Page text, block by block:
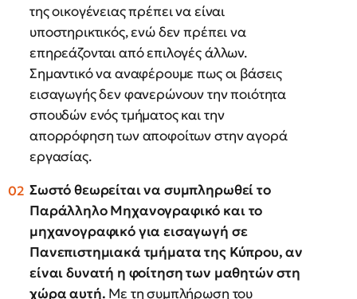
της οικογένειας πρέπει να είναι
υποστηρικτικός, ενώ δεν πρέπει να
επηρεάζονται από επιλογές άλλων.
Σημαντικό να αναφέρουμε πως οι βάσεις
εισαγωγής δεν φανερώνουν την ποιότητα
σπουδών ενός τμήματος και την
απορρόφηση των αποφοίτων στην αγορά
εργασίας.
Σωστό θεωρείται να συμπληρωθεί το
Παράλληλο Μηχανογραφικό και το
μηχανογραφικό για εισαγωγή σε
Πανεπιστημιακά τμήματα της Κύπρου, αν
είναι δυνατή η φοίτηση των μαθητών στη
χώρα αυτή. Με τη συμπλήρωση του